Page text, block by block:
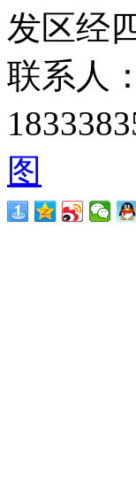
发区经
联系人
图